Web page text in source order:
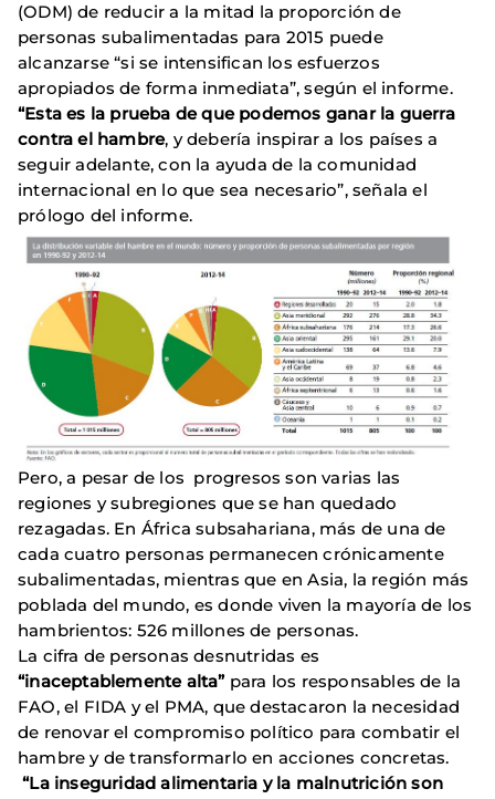
(ODM) de reducir a la mitad la proporción de
personas subalimentadas para 2015 puede
alcanzarse “si se intensifican los esfuerzos
apropiados de forma inmediata”, según el informe.
“Esta es la prueba de que podemos ganar la guerra
contra el hambre, y debería inspirar a los países a
seguir adelante, con la ayuda de la comunidad
internacional en lo que sea necesario”, señala el
prólogo del informe.
Pero, a pesar de los progresos son varias las
regiones y subregiones que se han quedado
rezagadas. En África subsahariana, más de una de
cada cuatro personas permanecen crónicamente
subalimentadas, mientras que en Asia, la región más
poblada del mundo, es donde viven la mayoría de los
hambrientos: 526 millones de personas.
La cifra de personas desnutridas es
“inaceptablemente alta”para los responsables de la
FAO, el FIDA y el PMA, que destacaron la necesidad
de renovar el compromiso político para combatir el
hambre y de transformarlo en acciones concretas.
“La inseguridad alimentaria y la malnutrición son